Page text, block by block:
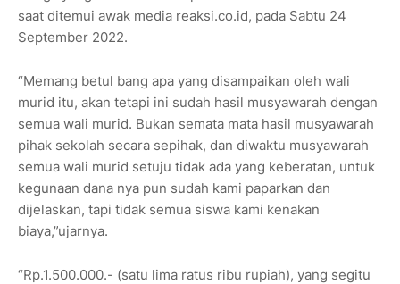
saat ditemui awak media reaksi.co.id, pada Sabtu 24
September 2022.
“Memang betul bang apa yang disampaikan oleh wali
murid itu, akan tetapi ini sudah hasil musyawarah dengan
semua wali murid. Bukan semata mata hasil musyawarah
pihak sekolah secara sepihak, dan diwaktu musyawarah
semua wali murid setuju tidak ada yang keberatan, untuk
kegunaan dana nya pun sudah kami paparkan dan
dijelaskan, tapi tidak semua siswa kami kenakan
biaya,”ujarnya.
“Rp.1.500.000.- (satu lima ratus ribu rupiah), yang segitu